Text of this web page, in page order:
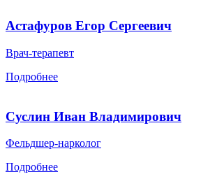
Астафуров Егор Сергеевич
Врач-терапевт
Подробнее
Суслин Иван Владимирович
Фельдшер-нарколог
Подробнее